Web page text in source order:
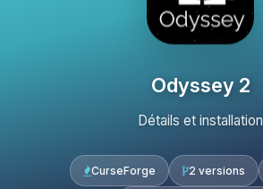
Odyssey 2
Détails et installation
CurseForge 2 versions